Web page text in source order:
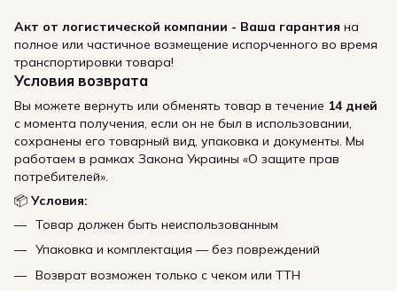
Акт от логистической компании - Ваша гарантия на
полное или частичное возмещение испорченного во время
транспортировки товара!
Условия возврата
Вы можете вернуть или обменять товар в течение 14 дней
с момента получения, если он не был в использовании,
сохранены его товарный вид, упаковка и документы. Мы
работаем в рамках Закона Украины «О защите прав
потребителей».
📦 Условия:
Товар должен быть неиспользованным
Упаковка и комплектация — без повреждений
Возврат возможен только с чеком или ТТН